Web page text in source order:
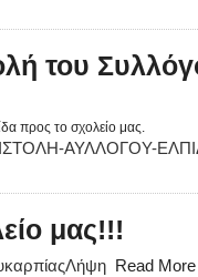
του
ΑΥΛΛΟΓΟΥ-
μας!!!
Read